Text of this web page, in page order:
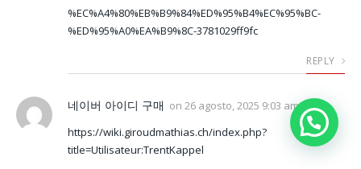
%EC%A4%80%EB%B9%84%ED%95%B4%EC%95%BC-
%ED%95%A0%EA%B9%8C-3781029ff9fc
REPLY
네이버 아이디 구매 on 26 agosto, 2025 9:03 am
https://wiki.giroudmathias.ch/index.php?
title=Utilisateur:TrentKappel